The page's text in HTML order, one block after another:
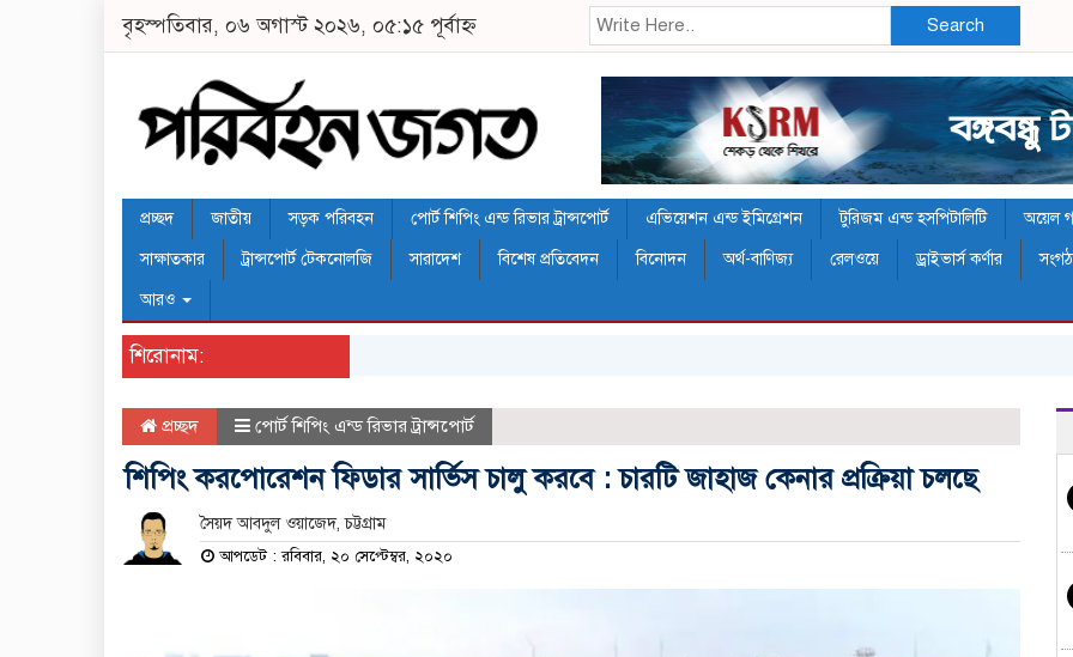
বৃহস্পতিবার, ০৬ অগাস্ট ২০২৬, ০৫:১৫ পূর্বাহ্ন Search
প্রচ্ছদ জাতীয় সড়ক পরিবহন পোর্ট শিপিং এন্ড রিভার ট্রান্সপোর্ট এভিয়েশন এন্ড ইমিগ্রেশন টুরিজম এন্ড হসপিটালিটি অয়েল
সাক্ষাতকার
ট্রান্সপোর্ট টেকনোলজি সারাদেশ বিশেষ প্রতিবেদন বিনোদন অর্থ-বাণিজ্য রেলওয়ে ড্রাইভার্স কর্ণার
আরও
শিরোনাম:
প্রচ্ছদ পোর্ট শিপিং এন্ড রিভার ট্রান্সপোর্ট
শিপিং করপোরেশন ফিডার সার্ভিস চালু করবে : চারটি জাহাজ কেনার প্রক্রিয়া চলছে
সৈয়দ আবদুল ওয়াজেদ, চট্টগ্রাম
আপডেট : রবিবার, ২০ সেপ্টেম্বর, ২০২০